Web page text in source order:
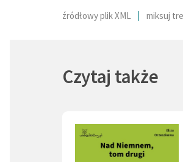
źródłowy plik XML miksuj
Czytaj także